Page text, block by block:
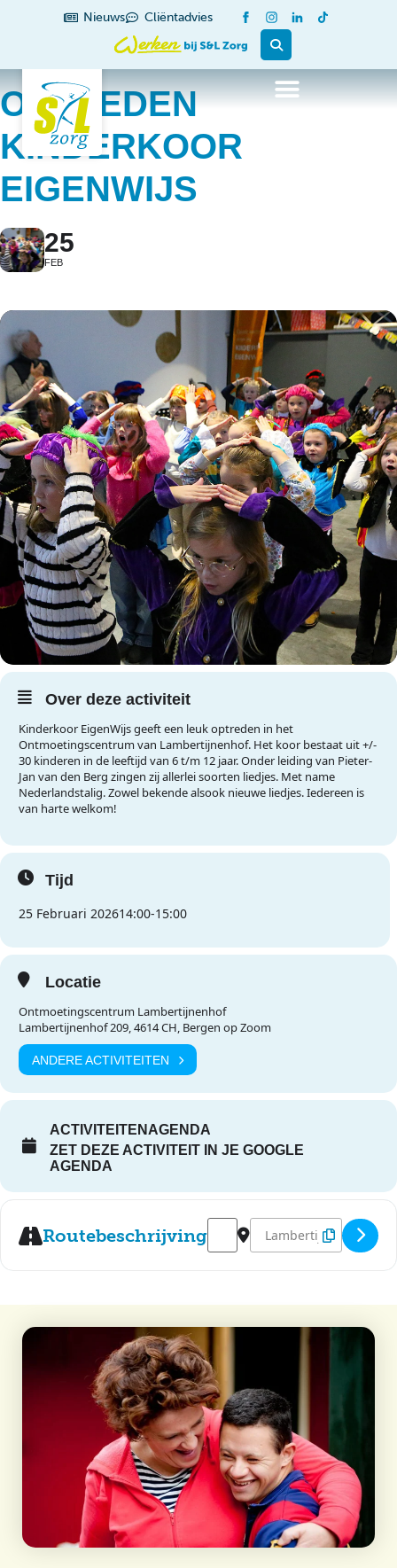
Nieuws Cliëntadvies
OPTREDEN
KINDERKOOR
EIGENWIJS
25
FEB
Over deze activiteit
Kinderkoor EigenWijs geeft een leuk optreden in het
Ontmoetingscentrum van Lambertijnenhof. Het koor bestaat uit +/-
30 kinderen in de leeftijd van 6 t/m 12 jaar. Onder leiding van Pieter-
Jan van den Berg zingen zij allerlei soorten liedjes. Met name
Nederlandstalig. Zowel bekende alsook nieuwe liedjes. Iedereen is
van harte welkom!
Tijd
25 Februari 202614:00-15:00
Locatie
Ontmoetingscentrum Lambertijnenhof
Lambertijnenhof 209, 4614 CH, Bergen op Zoom
ANDERE ACTIVITEITEN
ACTIVITEITENAGENDA
ZET DEZE ACTIVITEIT IN JE GOOGLE
AGENDA
Routebeschrijving
Address - Optreden Kinderkoor
Destination Address -